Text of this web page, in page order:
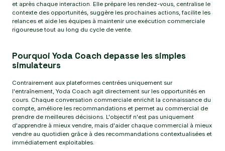
et après chaque interaction. Elle prépare les rendez-vous, centralise le
contexte des opportunités, suggère les prochaines actions, facilite les
relances et aide les équipes à maintenir une exécution commerciale
rigoureuse tout au long du cycle de vente.
Pourquoi Yoda Coach depasse les simples
simulateurs
Contrairement aux plateformes centrées uniquement sur
l'entraînement, Yoda Coach agit directement sur les opportunités en
cours. Chaque conversation commerciale enrichit la connaissance du
compte, améliore les recommandations et permet au commercial de
prendre de meilleures décisions. L'objectif n'est pas uniquement
d'apprendre à mieux vendre, mais d'aider chaque commercial à mieux
vendre au quotidien grâce à des recommandations contextualisées et
immédiatement exploitables.